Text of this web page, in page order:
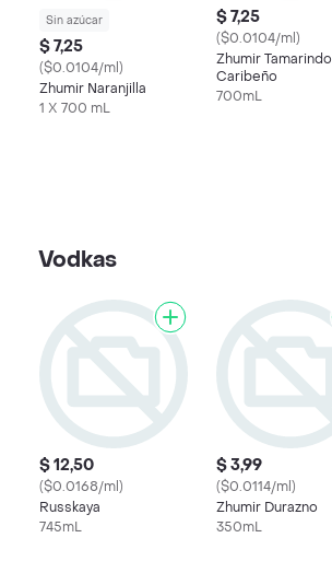
Sin azúcar
$ 7,25
($0.0104/ml)
Zhumir Naranjilla
1 X 700 mL
$ 7,25
($0.0104/ml)
Zhumir Tamarindo
Caribeño
700mL
Vodkas
$ 12,50
($0.0168/ml)
Russkaya
745mL
$ 3,99
($0.0114/ml)
Zhumir Durazno
350mL